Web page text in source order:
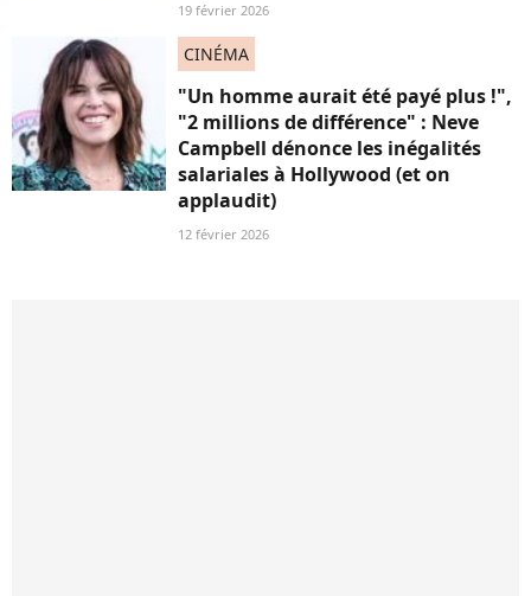
19 février 2026
CINÉMA
"Un homme aurait été payé plus !",
"2 millions de différence" : Neve
Campbell dénonce les inégalités
salariales à Hollywood (et on
applaudit)
12 février 2026